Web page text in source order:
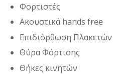
Φορτιστές
Ακουστικά hands free
Επιδιόρθωση Πλακετών
Θύρα Φόρτισης
Θήκες κινητών